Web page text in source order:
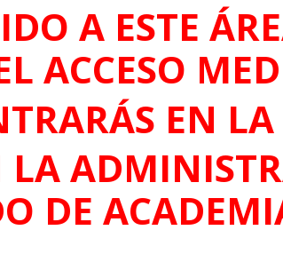
A ESTE
ACCESO
EN LA
LA
DE